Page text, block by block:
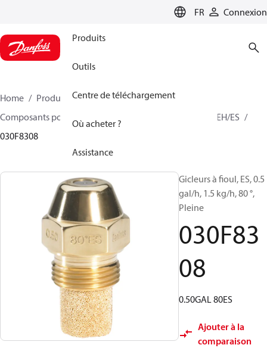
FR Connexion
Produits
Outils
Centre de téléchargement
Où acheter ?
Assistance
Home Produits
Climate Solutions - chauffage
Composants pour brûleur
EH/ES
030F8308
Gicleurs à fioul, ES, 0.5
gal/h, 1.5 kg/h, 80 °,
Pleine
030F83
08
0.50GAL 80ES
Ajouter à la
comparaison